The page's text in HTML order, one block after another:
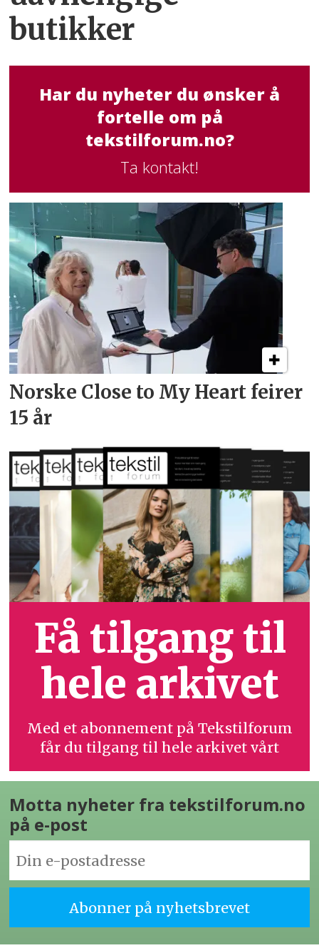
butikker
Har du nyheter du ønsker å
fortelle om på
tekstilforum.no?
Ta kontakt!
Norske Close to My Heart feirer
15 år
Få tilgang til
hele arkivet
Med et abonnement på Tekstilforum
får du tilgang til hele arkivet vårt
Motta nyheter fra tekstilforum.no
på e-post